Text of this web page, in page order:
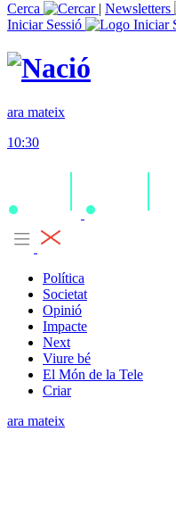
Cerca
| Newsletters
Iniciar Sessió
ara mateix
10:30
Política
Societat
Opinió
Impacte
Next
Viure bé
El Món de la Tele
Criar
ara mateix